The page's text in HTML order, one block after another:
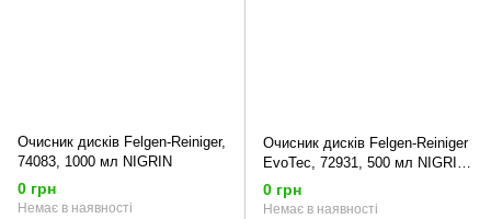
Очисник дисків Felgen-Reiniger,
74083, 1000 мл NIGRIN
0 грн
Немає в наявності
Очисник дисків Felgen-Reiniger
EvoTec, 72931, 500 мл NIGRIN
Performance
0 грн
Немає в наявності